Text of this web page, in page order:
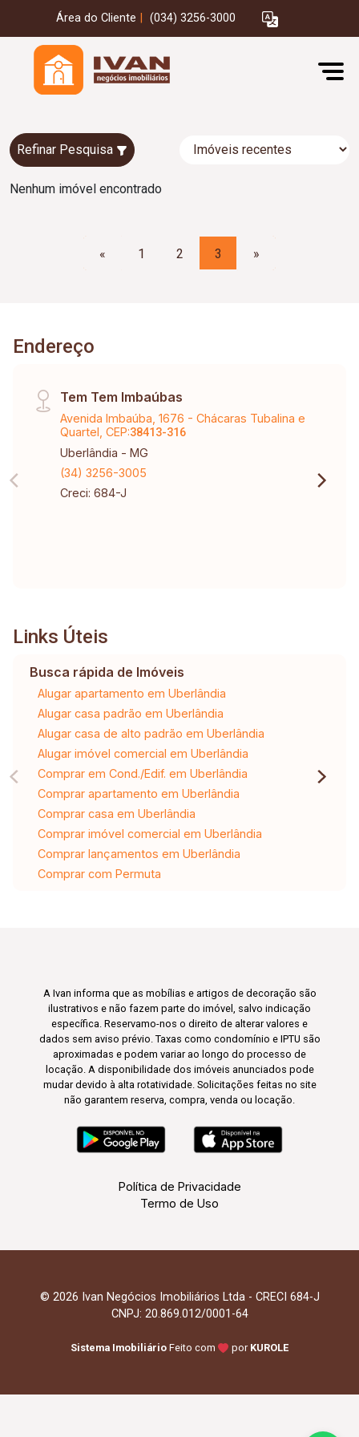
Área do Cliente (034) 3256-3000
Refinar Pesquisa
Nenhum imóvel encontrado
« 1 2 3 »
Endereço
Tem Tem Imbaúbas
Avenida Imbaúba, 1676 - Chácaras Tubalina e
Quartel, CEP:38413-316
Uberlândia - MG
(34) 3256-3005
Creci: 684-J
Links Úteis
Busca rápida de Imóveis
Alugar apartamento em Uberlândia
Alugar casa padrão em Uberlândia
Alugar casa de alto padrão em Uberlândia
Alugar imóvel comercial em Uberlândia
Comprar em Cond./Edif. em Uberlândia
Comprar apartamento em Uberlândia
Comprar casa em Uberlândia
Comprar imóvel comercial em Uberlândia
Comprar lançamentos em Uberlândia
Comprar com Permuta
A Ivan informa que as mobílias e artigos de decoração são
ilustrativos e não fazem parte do imóvel, salvo indicação
específica. Reservamo-nos o direito de alterar valores e
dados sem aviso prévio. Taxas como condomínio e IPTU são
aproximadas e podem variar ao longo do processo de
locação. A disponibilidade dos imóveis anunciados pode
mudar devido à alta rotatividade. Solicitações feitas no site
não garantem reserva, compra, venda ou locação.
Política de Privacidade
Termo de Uso
© 2026 Ivan Negócios Imobiliários Ltda - CRECI 684-J
CNPJ: 20.869.012/0001-64
Sistema Imobiliário Feito com por KUROLE